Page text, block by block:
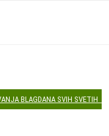
BLAGDANA SVIH SVETIH